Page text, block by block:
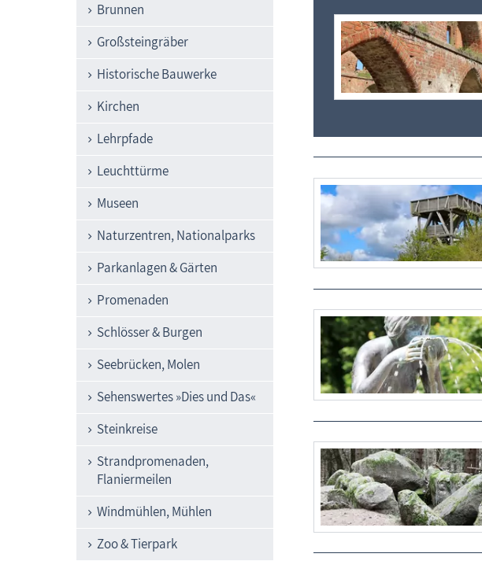
Brunnen
Großsteingräber
Historische Bauwerke
Kirchen
Lehrpfade
Leuchttürme
Museen
Naturzentren, Nationalparks
Parkanlagen & Gärten
Promenaden
Schlösser & Burgen
Seebrücken, Molen
Sehenswertes »Dies und Das«
Steinkreise
Strandpromenaden,
Flaniermeilen
Windmühlen, Mühlen
Zoo & Tierpark